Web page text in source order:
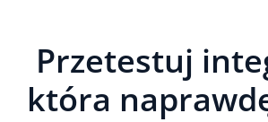
Przetestuj
która